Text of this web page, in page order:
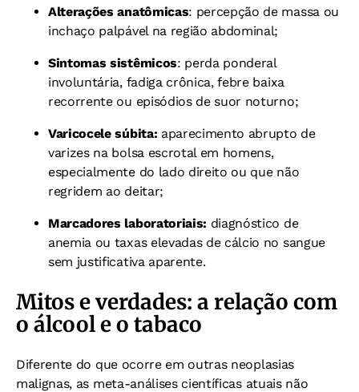
Alterações anatômicas: percepção de massa ou
inchaço palpável na região abdominal;
Sintomas sistêmicos: perda ponderal
involuntária, fadiga crônica, febre baixa
recorrente ou episódios de suor noturno;
Varicocele súbita: aparecimento abrupto de
varizes na bolsa escrotal em homens,
especialmente do lado direito ou que não
regridem ao deitar;
Marcadores laboratoriais: diagnóstico de
anemia ou taxas elevadas de cálcio no sangue
sem justificativa aparente.
Mitos e verdades: a relação com
o álcool e o tabaco
Diferente do que ocorre em outras neoplasias
malignas, as meta-análises científicas atuais não